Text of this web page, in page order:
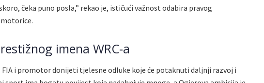
čeka puno posla,” rekao je, ističući važnost odabira pravog
imena WRC-a
FIA i promotor donijeti tjelesne odluke koje će potaknuti daljnji razvoj i